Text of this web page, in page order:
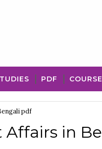
PDF
pdf
Affairs in